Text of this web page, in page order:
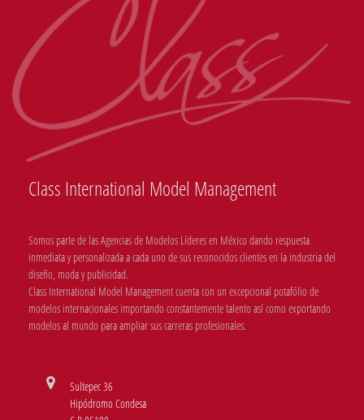
Class International Model Management
Somos parte de las Agencias de Modelos Líderes en México dando respuesta
inmediata y personalizada a cada uno de sus reconocidos clientes en la industria del
diseño, moda y publicidad.
Class International Model Management cuenta con un excepcional potafólio de
modelos internacionales importando constantemente talento así como exportando
modelos al mundo para ampliar sus carreras profesionales.
Sultepec 36
Hipódromo Condesa